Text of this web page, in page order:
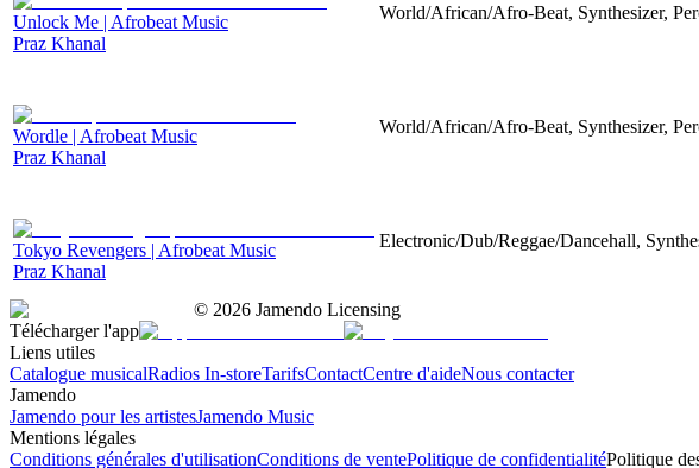
Unlock Me | Afrobeat Music
Praz Khanal
World/African/Afro-Beat, Synthesizer,
Wordle | Afrobeat Music
Praz Khanal
World/African/Afro-Beat, Synthesizer,
Tokyo Revengers | Afrobeat Music
Praz Khanal
Electronic/Dub/Reggae/Dancehall,
© 2026 Jamendo Licensing
Télécharger l'app
Liens utiles
Catalogue musicalRadios In-storeTarifsContactCentre d'aideNous contacter
Jamendo
Jamendo pour les artistesJamendo Music
Mentions légales
Conditions générales d'utilisationConditions de ventePolitique de confidentialitéPolitique